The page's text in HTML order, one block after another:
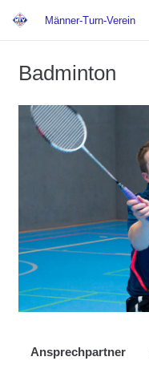
Männer-Turn-Verein
Badminton
Ansprechpartner